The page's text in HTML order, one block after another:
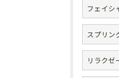
フェイシ
スプリン
リラクゼ